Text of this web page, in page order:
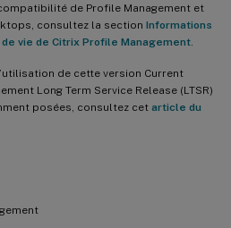
de Profile Management et
consultez la section Informations
vie de Citrix Profile Management
de cette version Current
Long Term Service Release (LTSR)
posées, consultez cet article du